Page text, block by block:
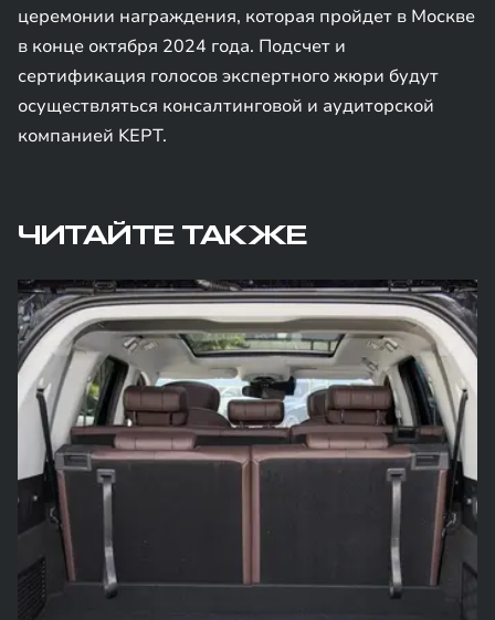
церемонии награждения, которая пройдет в Москве
в конце октября 2024 года. Подсчет и
сертификация голосов экспертного жюри будут
осуществляться консалтинговой и аудиторской
компанией KEPT.
ЧИТАЙТЕ ТАКЖЕ